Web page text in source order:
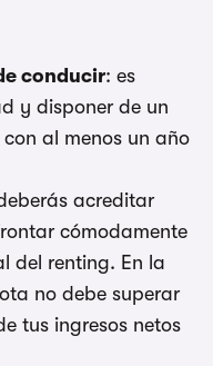
conducir: es
y disponer de un
al menos un año
acreditar
cómodamente
del renting. En la
no debe superar
tus ingresos netos